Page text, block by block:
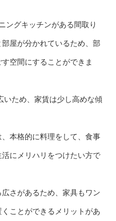
ングキッチンがある間取り
屋が分かれているため、部
空間にすることができま
いため、家賃は少し高めな傾
本格的に料理をして、食事
にメリハリをつけたい方で
さがあるため、家具もワン
ことができるメリットがあ